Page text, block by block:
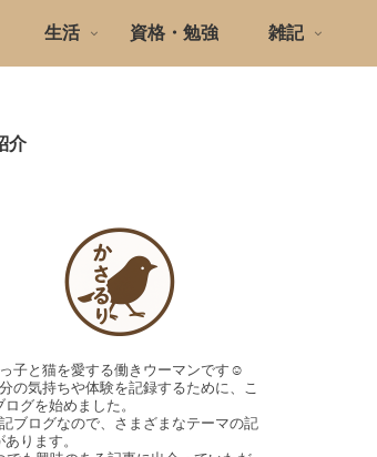
生活 資格・勉強 雑記
介
子と猫を愛する働きウーマンです☺
の気持ちや体験を記録するために、こ
ログを始めました。
ブログなので、さまざまなテーマの記
あります。